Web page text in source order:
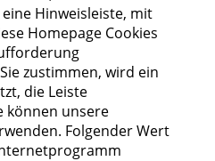
Hinweisleiste, mit
Homepage Cookies
zustimmen, wird ein
die Leiste
können unsere
Folgender Wert